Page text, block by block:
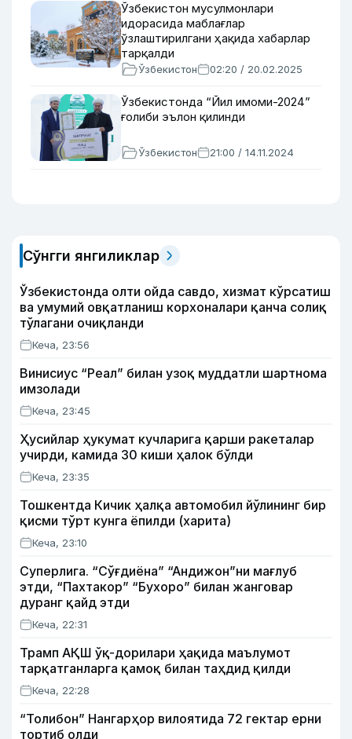
Ўзбекистон мусулмонлари
идорасида маблағлар
ўзлаштирилгани ҳақида хабарлар
тарқалди
Ўзбекистон 02:20 / 20.02.2025
Ўзбекистонда “Йил имоми-2024”
ғолиби эълон қилинди
Ўзбекистон 21:00 / 14.11.2024
Сўнгги янгиликлар
Ўзбекистонда олти ойда савдо, хизмат кўрсатиш
ва умумий овқатланиш корхоналари қанча солиқ
тўлагани очиқланди
Кеча, 23:56
Винисиус “Реал” билан узоқ муддатли шартнома
имзолади
Кеча, 23:45
Ҳусийлар ҳукумат кучларига қарши ракеталар
учирди, камида 30 киши ҳалок бўлди
Кеча, 23:35
Тошкентда Кичик ҳалқа автомобил йўлининг бир
қисми тўрт кунга ёпилди (харита)
Кеча, 23:10
Суперлига. “Сўғдиёна” “Андижон”ни мағлуб
этди, “Пахтакор” “Бухоро” билан жанговар
дуранг қайд этди
Кеча, 22:31
Трамп АҚШ ўқ-дорилари ҳақида маълумот
тарқатганларга қамоқ билан таҳдид қилди
Кеча, 22:28
“Толибон” Нангарҳор вилоятида 72 гектар ерни
тортиб олди